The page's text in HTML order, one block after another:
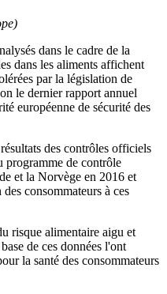
dans le cadre de la
dans les aliments affichent
par la législation de
le dernier rapport annuel
européenne de sécurité des
des contrôles officiels
programme de contrôle
et la Norvège en 2016 et
consommateurs à ces
risque alimentaire aigu et
de ces données l'ont
la santé des consommateurs